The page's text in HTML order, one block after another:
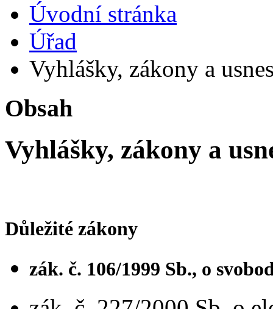
Úvodní stránka
Úřad
Vyhlášky, zákony a
Obsah
Vyhlášky, zákony a
Důležité zákony
zák. č. 106/1999 Sb., o